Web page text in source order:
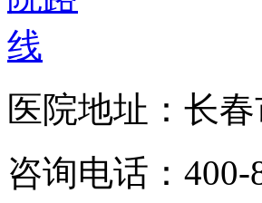
医院地址：长
咨询电话：400-